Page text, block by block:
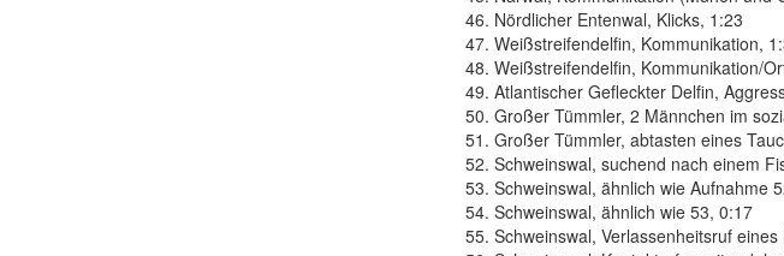
46. Nördlicher Entenwal, Klicks, 1:23
47. Weißstreifendelfin, Kommunikation,
48. Weißstreifendelfin, Kommunikation/
49. Atlantischer Gefleckter Delfin,
50. Großer Tümmler, 2 Männchen im
51. Großer Tümmler, abtasten eines
52. Schweinswal, suchend nach einem
53. Schweinswal, ähnlich wie Aufnahme
54. Schweinswal, ähnlich wie 53, 0:17
55. Schweinswal, Verlassenheitsruf